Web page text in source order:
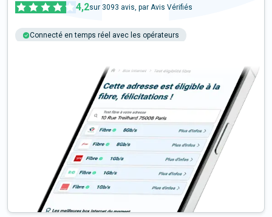
4,2sur 3093 avis, par Avis Vérifiés
Connecté en temps réel avec les opérateurs